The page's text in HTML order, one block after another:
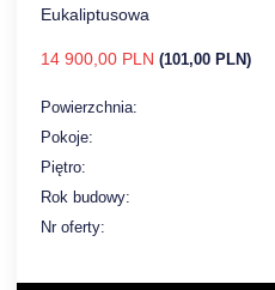
Eukaliptusowa
14 900,00 PLN (101,00 PLN)
Powierzchnia:
Pokoje:
Piętro:
Rok budowy:
Nr oferty: